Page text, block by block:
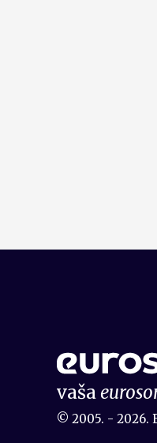
vaša
© 2005. - 2026.